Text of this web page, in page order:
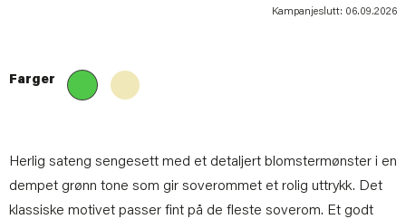
Kampanjeslutt: 06.09.2026
Farger
Herlig sateng sengesett med et detaljert blomstermønster i en
dempet grønn tone som gir soverommet et rolig uttrykk. Det
klassiske motivet passer fint på de fleste soverom. Et godt